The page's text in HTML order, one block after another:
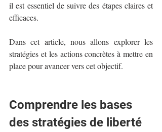
il est essentiel de suivre des étapes claires et
efficaces.
Dans cet article, nous allons explorer les
stratégies et les actions concrètes à mettre en
place pour avancer vers cet objectif.
Comprendre les bases
des stratégies de liberté